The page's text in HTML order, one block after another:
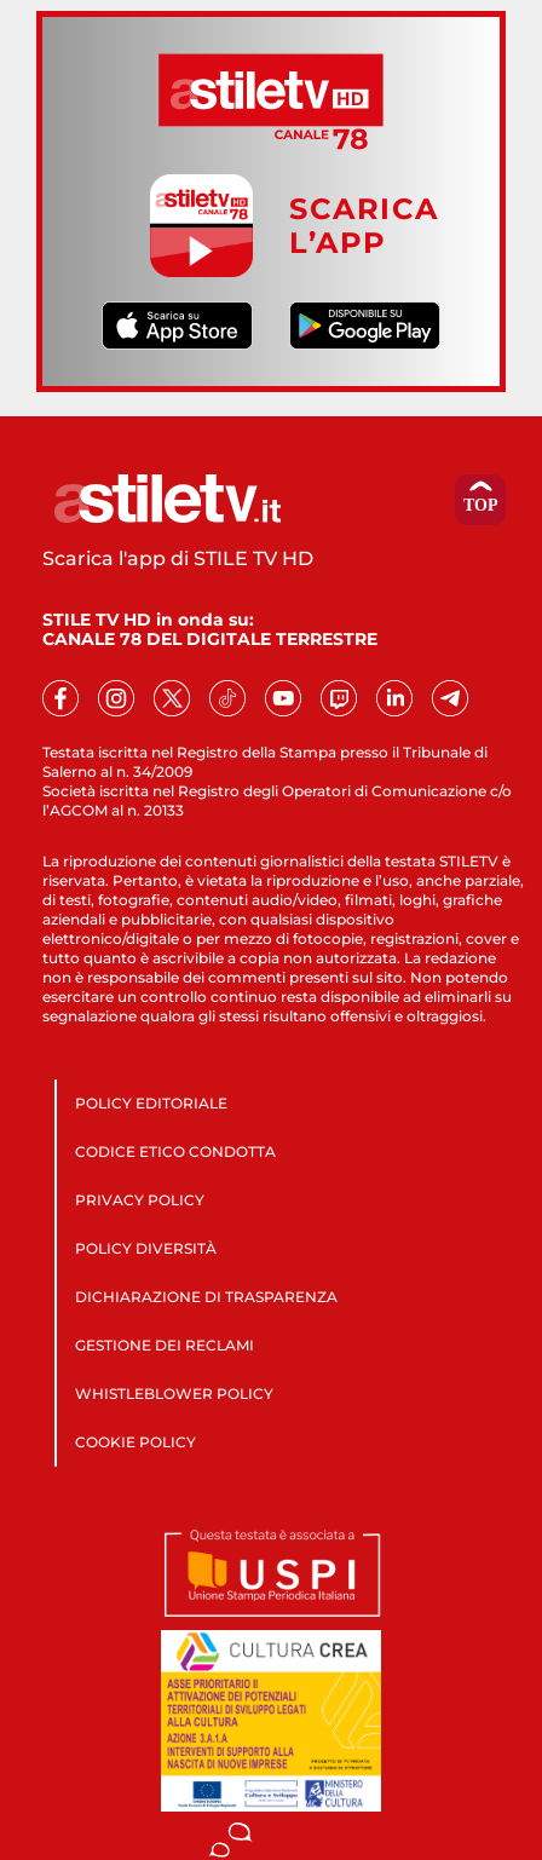
SCARICA
L’APP
Testata iscritta nel Registro della Stampa presso il Tribunale di
Salerno al n. 34/2009
Società iscritta nel Registro degli Operatori di Comunicazione c/o
l’AGCOM al n. 20133
Scarica l'app di STILE TV HD
STILE TV HD in onda su:
CANALE 78 DEL DIGITALE TERRESTRE
La riproduzione dei contenuti giornalistici della testata STILETV è
riservata. Pertanto, è vietata la riproduzione e l’uso, anche parziale,
di testi, fotografie, contenuti audio/video, filmati, loghi, grafiche
aziendali e pubblicitarie, con qualsiasi dispositivo
elettronico/digitale o per mezzo di fotocopie, registrazioni, cover e
tutto quanto è ascrivibile a copia non autorizzata. La redazione
non è responsabile dei commenti presenti sul sito. Non potendo
esercitare un controllo continuo resta disponibile ad eliminarli su
segnalazione qualora gli stessi risultano offensivi e oltraggiosi.
POLICY EDITORIALE
CODICE ETICO CONDOTTA
PRIVACY POLICY
POLICY DIVERSITÀ
DICHIARAZIONE DI TRASPARENZA
GESTIONE DEI RECLAMI
WHISTLEBLOWER POLICY
COOKIE POLICY